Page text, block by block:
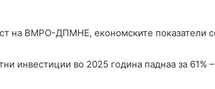
на ВМРО-ДПМНЕ, економските показатели
инвестиции во 2025 година паднаа за 61%